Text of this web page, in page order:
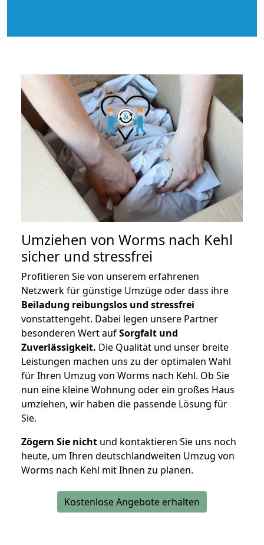
Umziehen von Worms nach Kehl
sicher und stressfrei
Profitieren Sie von unserem erfahrenen
Netzwerk für günstige Umzüge oder dass ihre
Beiladung reibungslos und stressfrei
vonstattengeht. Dabei legen unsere Partner
besonderen Wert aufSorgfalt und
Zuverlässigkeit. Die Qualität und unser breite
Leistungen machen uns zu der optimalen Wahl
für Ihren Umzug von Worms nach Kehl. Ob Sie
nun eine kleine Wohnung oder ein großes Haus
umziehen, wir haben die passende Lösung für
Sie.
Zögern Sie nicht und kontaktieren Sie uns noch
heute, um Ihren deutschlandweiten Umzug von
Worms nach Kehl mit Ihnen zu planen.
Kostenlose Angebote erhalten